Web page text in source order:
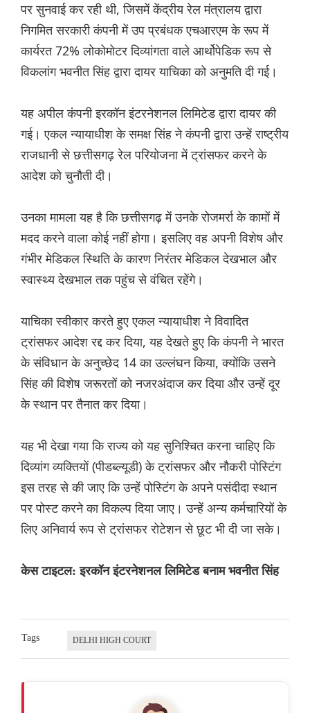
पर सुनवाई कर रही थी, जिसमें केंद्रीय रेल मंत्रालय द्वारा
निगमित सरकारी कंपनी में उप प्रबंधक एचआरएम के रूप में
कार्यरत 72% लोकोमोटर दिव्यांगता वाले आर्थोपेडिक रूप से
विकलांग भवनीत सिंह द्वारा दायर याचिका को अनुमति दी गई।
यह अपील कंपनी इरकॉन इंटरनेशनल लिमिटेड द्वारा दायर की
गई। एकल न्यायाधीश के समक्ष सिंह ने कंपनी द्वारा उन्हें राष्ट्रीय
राजधानी से छत्तीसगढ़ रेल परियोजना में ट्रांसफर करने के
आदेश को चुनौती दी।
उनका मामला यह है कि छत्तीसगढ़ में उनके रोजमर्रा के कामों में
मदद करने वाला कोई नहीं होगा। इसलिए वह अपनी विशेष और
गंभीर मेडिकल स्थिति के कारण निरंतर मेडिकल देखभाल और
स्वास्थ्य देखभाल तक पहुंच से वंचित रहेंगे।
याचिका स्वीकार करते हुए एकल न्यायाधीश ने विवादित
ट्रांसफर आदेश रद्द कर दिया, यह देखते हुए कि कंपनी ने भारत
के संविधान के अनुच्छेद 14 का उल्लंघन किया, क्योंकि उसने
सिंह की विशेष जरूरतों को नजरअंदाज कर दिया और उन्हें दूर
के स्थान पर तैनात कर दिया।
यह भी देखा गया कि राज्य को यह सुनिश्चित करना चाहिए कि
दिव्यांग व्यक्तियों (पीडब्ल्यूडी) के ट्रांसफर और नौकरी पोस्टिंग
इस तरह से की जाए कि उन्हें पोस्टिंग के अपने पसंदीदा स्थान
पर पोस्ट करने का विकल्प दिया जाए। उन्हें अन्य कर्मचारियों के
लिए अनिवार्य रूप से ट्रांसफर रोटेशन से छूट भी दी जा सके।
केस टाइटल: इरकॉन इंटरनेशनल लिमिटेड बनाम भवनीत सिंह
Tags DELHI HIGH COURT